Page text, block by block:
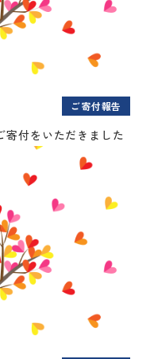
ご寄付報告
付をいただきました